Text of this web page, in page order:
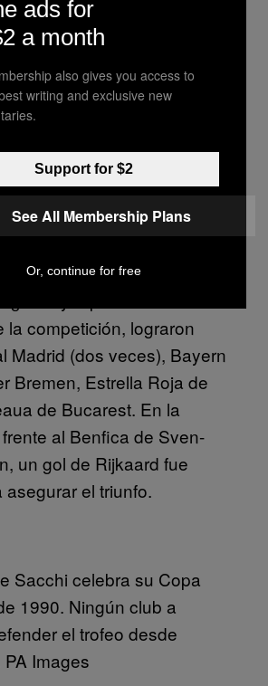
la derrota. Después de
1-1 en el partido de ida,
aplastaron 5-0 al Real en casa,
diferente. Fue una noche
para el Milan, sino también
las victorias en la Copa
considerarse más fáciles
formato de la Champions
no se benefició de sorteos
y repetir como
la competición, lograron
Madrid (dos veces), Bayern
Bremen, Estrella Roja de
de Bucarest. En la
al Benfica de Sven-
un gol de Rijkaard fue
el triunfo.
Sacchi celebra su Copa
1990. Ningún club a
el trofeo desde
Images
ads for
a month
also gives you access to
writing and exclusive new
Support for $2
See All Membership Plans
Or, continue for free